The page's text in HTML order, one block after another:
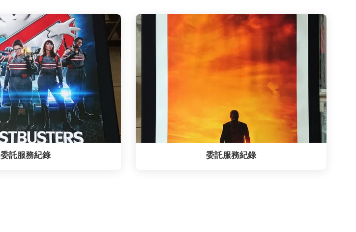
委託服務紀錄 委託服務紀錄